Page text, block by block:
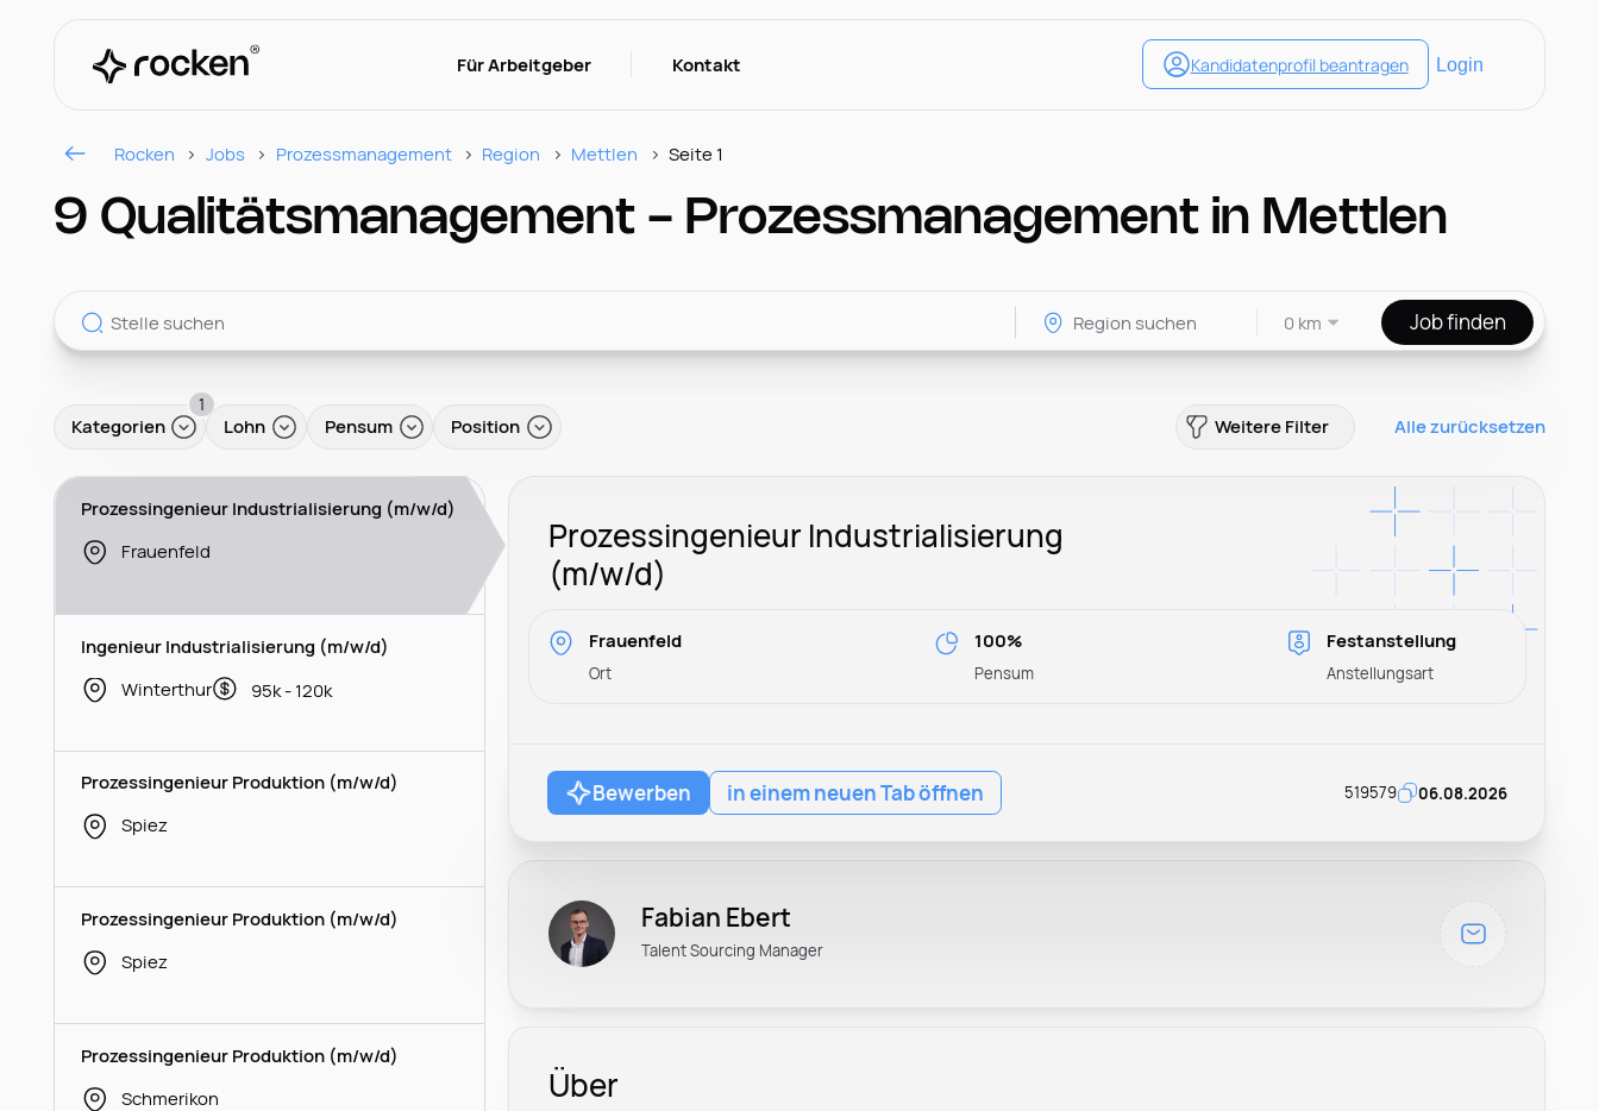
Für Arbeitgeber Kontakt
Rocken Jobs Prozessmanagement Region Mettlen Seite 1
9 Qualitätsmanagement - Prozessmanagement in Mettlen
0 km Job finden
Kategorien
1
Lohn Pensum Position Weitere Filter Alle zurücksetzen
Prozessingenieur Industrialisierung (m/w/d)
Frauenfeld
Ingenieur Industrialisierung (m/w/d)
Winterthur
95k - 120k
Prozessingenieur Produktion (m/w/d)
Spiez
Prozessingenieur Produktion (m/w/d)
Spiez
Prozessingenieur Produktion (m/w/d)
Schmerikon
Prozessingenieur Industrialisierung
(m/w/d)
Frauenfeld
Ort
100%
Pensum
Festanstellung
Anstellungsart
Bewerben in einem neuen Tab öffnen 519579 06.08.2026
Fabian Ebert
Talent Sourcing Manager
Über